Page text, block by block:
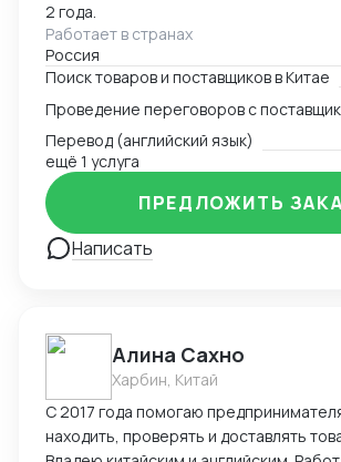
2 года.
Работает в странах
Россия
Поиск товаров и поставщиков в Китае
Перевод (английский язык)
ещё 1 услуга
Написать
ПРЕДЛОЖИТЬ
Алина Сахно
Харбин, Китай
С 2017 года помогаю
находить, проверять и доставлять